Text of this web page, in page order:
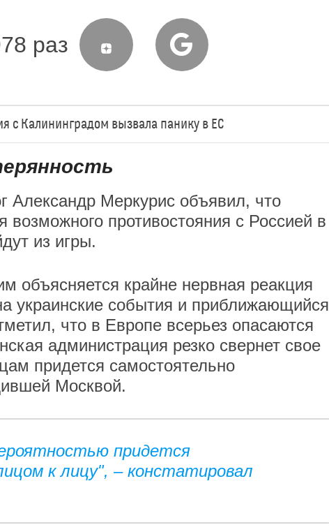
раз
с Калининградом вызвала панику в ЕС
Александр Меркурис объявил, что
возможного противостояния с Россией в
из игры.
объясняется крайне нервная реакция
украинские события и приближающийся
что в Европе всерьез опасаются
администрация резко свернет свое
придется самостоятельно
Москвой.
придется
к лицу", – констатировал